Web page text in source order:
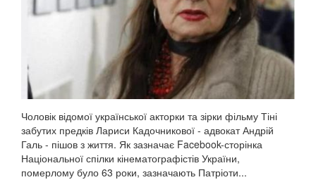
Чоловік відомої української акторки та зірки фільму Тіні
забутих предків Лариси Кадочникової - адвокат Андрій
Галь - пішов з життя. Як зазначає Facebook-сторінка
Національної спілки кінематографістів України,
померлому було 63 роки, зазначають Патріоти...